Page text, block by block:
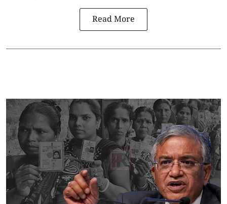
Read More